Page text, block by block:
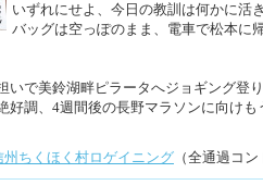
いずれにせよ、今日の教訓は何かに活
バッグは空っぽのまま、電車で松本に帰
いで美鈴湖畔ピラータへジョギング登
好調、4週間後の長野マラソンに向け
ちくほく村ロゲイニング （全通過コ